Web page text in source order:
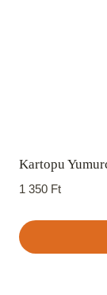
Kartopu
1 350 Ft